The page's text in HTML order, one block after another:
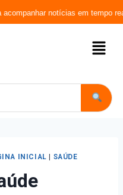
notícias em tempo real
INICIAL | SAÚDE